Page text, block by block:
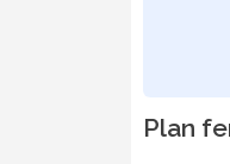
Plan